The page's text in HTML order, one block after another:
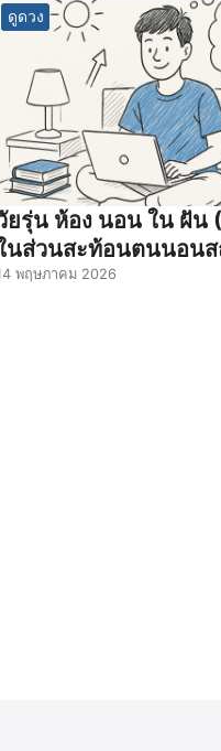
ดูดวง
ยรุ่น ห้อง นอน ใน ฝั
นส่วนสะท้อนตนนอน
พฤษภาคม 2026